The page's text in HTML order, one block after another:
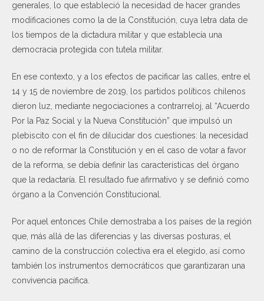
generales, lo que estableció la necesidad de hacer grandes
modificaciones como la de la Constitución, cuya letra data de
los tiempos de la dictadura militar y que establecía una
democracia protegida con tutela militar.
En ese contexto, y a los efectos de pacificar las calles, entre el
14 y 15 de noviembre de 2019, los partidos políticos chilenos
dieron luz, mediante negociaciones a contrarreloj, al “Acuerdo
Por la Paz Social y la Nueva Constitución” que impulsó un
plebiscito con el fin de dilucidar dos cuestiones: la necesidad
o no de reformar la Constitución y en el caso de votar a favor
de la reforma, se debía definir las características del órgano
que la redactaría. El resultado fue afirmativo y se definió como
órgano a la Convención Constitucional.
Por aquel entonces Chile demostraba a los países de la región
que, más allá de las diferencias y las diversas posturas, el
camino de la construcción colectiva era el elegido, así como
también los instrumentos democráticos que garantizaran una
convivencia pacífica.